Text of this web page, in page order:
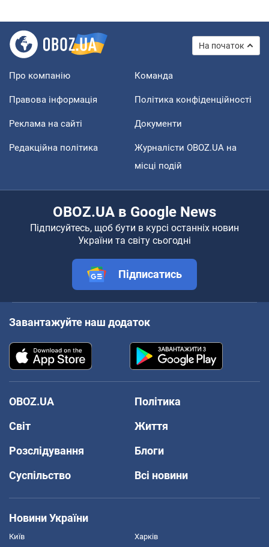
На початок
Про компанію Команда
Правова інформація Політика конфіденційності
Реклама на сайті Документи
Редакційна політика
Журналісти OBOZ.UA на
місці подій
OBOZ.UA в Google News
Підписуйтесь, щоб бути в курсі останніх новин
України та світу сьогодні
Підписатись
Завантажуйте наш додаток
OBOZ.UA
Політика
Світ
Життя
Розслідування
Блоги
Суспільство
Всі новини
Новини України
Київ Харків